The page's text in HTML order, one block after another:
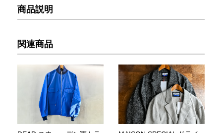
商品説明
関連商品